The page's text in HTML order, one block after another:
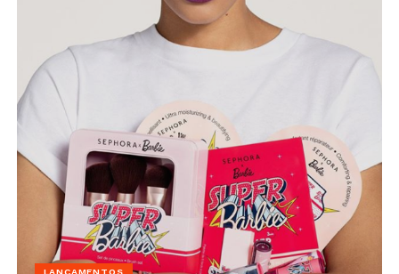
LANÇAMENTOS